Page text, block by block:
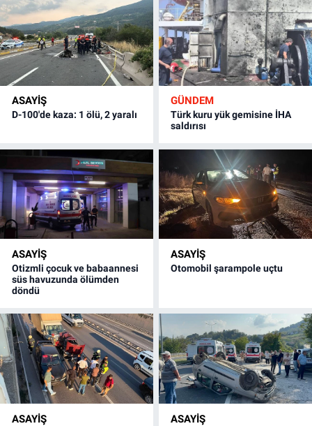
ASAYİŞ
D-100'de kaza: 1 ölü, 2 yaralı
GÜNDEM
Türk kuru yük gemisine İHA
saldırısı
ASAYİŞ
Otizmli çocuk ve babaannesi
süs havuzunda ölümden
döndü
ASAYİŞ
Otomobil şarampole uçtu
ASAYİŞ ASAYİŞ